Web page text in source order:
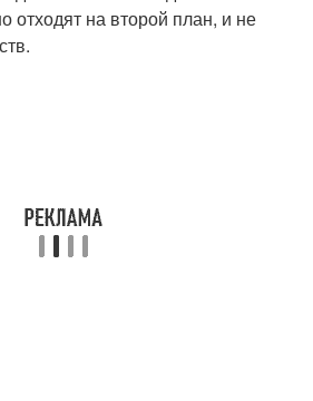
отходят на второй план, и не